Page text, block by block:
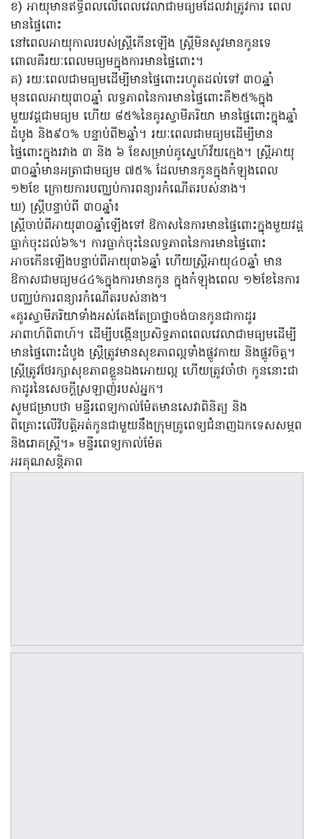
ខ) អាយុមានឥទ្ធិពលលើពេលវេលាជាមធ្យមដែលវាត្រូវការ ពេល
មានផ្ទៃពោះ
នៅពេលអាយុកាលរបស់ស្ត្រីកើនឡើង ស្ត្រីមិនសូវមានកូនទេ
ពោលគឺរយៈពេលមធ្យមក្នុងការមានផ្ទៃពោះ។
គ) រយៈពេលជាមធ្យមដើម្បីមានផ្ទៃពោះរហូតដល់ទៅ ៣០ឆ្នាំ
មុនពេលអាយុ៣០ឆ្នាំ លទ្ធភាពនៃការមានផ្ទៃពោះគឺ២៥%ក្នុង
មួយវដ្តជាមធ្យម ហើយ ៨៥%នៃគូរស្វាមីភរិយា មានផ្ទៃពោះក្នុងឆ្នាំ
ដំបូង និង៩០% បន្ទាប់ពី២ឆ្នាំ។ រយៈពេលជាមធ្យមដើម្បីមាន
ផ្ទៃពោះក្នុងរវាង ៣ និង ៦ ខែសម្រាប់គូស្នេហ៍វ័យក្មេង។ ស្ត្រីអាយុ
៣០ឆ្នាំមានអត្រាជាមធ្យម ៧៥% ដែលមានកូនក្នុងកំឡុងពេល
១២ខែ ក្រោយការបញ្ឈប់ការពន្យារកំណើតរបស់នាង។
ឃ) ស្ត្រីបន្ទាប់ពី ៣០ឆ្នាំ៖
ស្ត្រីចាប់ពីអាយុ៣០ឆ្នាំឡើងទៅ ឱកាសនៃការមានផ្ទៃពោះក្នុងមួយវដ្ត
ធ្លាក់ចុះដល់៦%។ ការធ្លាក់ចុះនៃលទ្ធភាពនៃការមានផ្ទៃពោះ
អាចកើនឡើងបន្ទាប់ពីអាយុ៣៦ឆ្នាំ ហើយស្ត្រីអាយុ៤០ឆ្នាំ មាន
ឱកាសជាមធ្យម៤៤%ក្នុងការមានកូន ក្នុងកំឡុងពេល ១២ខែនៃការ
បញ្ឈប់ការពន្យារកំណើតរបស់នាង។
«គូរស្វាមីភរិយាទាំងអស់តែងតែប្រាថ្នាចង់បានកូនជាកាដូរ
អាពាហ៍ពិពាហ៍។ ដើម្បីបង្កើនប្រសិទ្ធភាពពេលវេលាជាមធ្យមដើម្បី
មានផ្ទៃពោះដំបូង ស្ត្រីត្រូវមានសុខភាពល្អទាំងផ្លូវកាយ និងផ្លូវចិត្ត។
ស្ត្រីត្រូវថែរក្សាសុខភាពខ្លួនឯងអោយល្អ ហើយត្រូវចាំថា កូននោះជា
កាដូរនៃសេចក្ដីស្រឡាញ់របស់អ្នក។
សូមជម្រាបថា មន្ទីរពេទ្យកាល់ម៉ែតមានសេវាពិនិត្យ និង
ពិគ្រោះលើវិបត្តិអត់កូនជាមួយនឹងក្រុមគ្រូពេទ្យជំនាញឯកទេសសម្ភព
និងរោគស្រ្តី។» មន្ទីរពេទ្យកាល់ម៉ែត
អរគុណសន្តិភាព